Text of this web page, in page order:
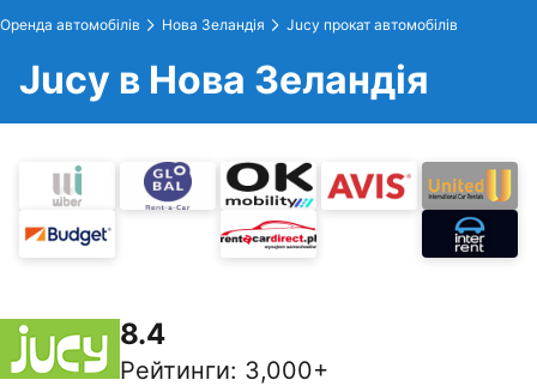
Оренда автомобілів Hова Зеландія Jucy прокат автомобілів
Jucy в Hова Зеландія
8.4
Рейтинги: 3,000+